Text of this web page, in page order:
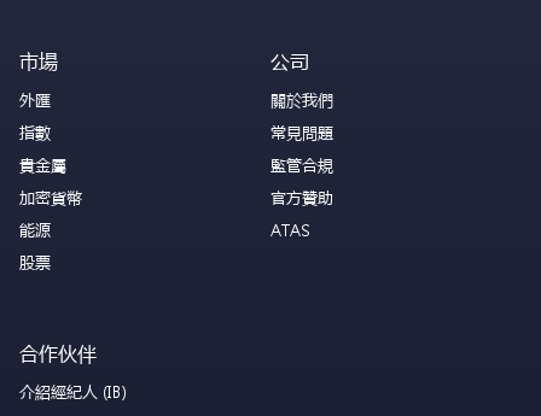
市場
外匯
指數
貴金屬
加密貨幣
能源
股票
公司
關於我們
常見問題
監管合規
官方贊助
ATAS
合作伙伴
介紹經紀人 (IB)